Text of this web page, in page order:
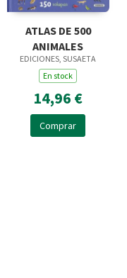
ATLAS DE 500
ANIMALES
EDICIONES, SUSAETA
En stock
14,96 €
Comprar